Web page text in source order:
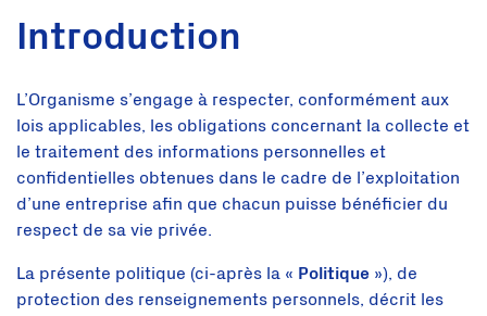
Introduction
L’Organisme s’engage à respecter, conformément aux
lois applicables, les obligations concernant la collecte et
le traitement des informations personnelles et
confidentielles obtenues dans le cadre de l’exploitation
d’une entreprise afin que chacun puisse bénéficier du
respect de sa vie privée.
La présente politique (ci-après la « Politique »), de
protection des renseignements personnels, décrit les